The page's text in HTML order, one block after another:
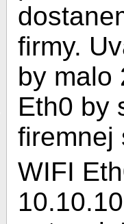
firmy.
by malo
Eth0 by
firemnej
WIFI